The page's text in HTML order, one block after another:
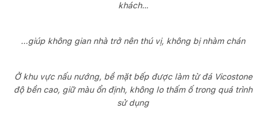
khách…
...giúp không gian nhà trở nên thú vị, không bị nhàm chán
Ở khu vực nấu nướng, bề mặt bếp được làm từ đá Vicostone
độ bền cao, giữ màu ổn định, không lo thấm ố trong quá trình
sử dụng